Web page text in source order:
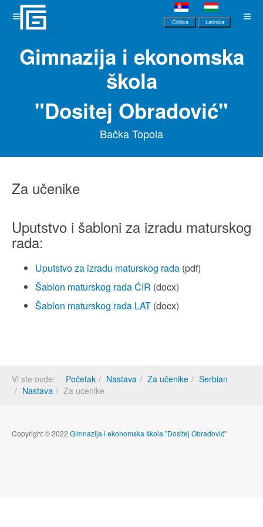
Ćirilica Latinica
Gimnazija i ekonomska
škola
"Dositej Obradović"
Bačka Topola
Za učenike
Uputstvo i šabloni za izradu maturskog
rada:
Uputstvo za izradu maturskog rada (pdf)
Šablon maturskog rada ĆIR (docx)
Šablon maturskog rada LAT (docx)
Vi ste ovde: Početak Nastava Za učenike
Serbian
Nastava
Za ucenike
Copyright © 2022 Gimnazija i ekonomska škola "Dositej Obradović"